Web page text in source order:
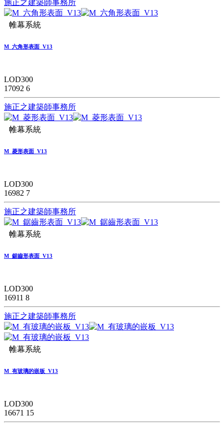
施正之建築師事務所
帷幕系統
M_六角形表面_V13
LOD300
17092 6
施正之建築師事務所
帷幕系統
M_菱形表面_V13
LOD300
16982 7
施正之建築師事務所
帷幕系統
M_鋸齒形表面_V13
LOD300
16911 8
施正之建築師事務所
帷幕系統
M_有玻璃的嵌板_V13
LOD300
16671 15